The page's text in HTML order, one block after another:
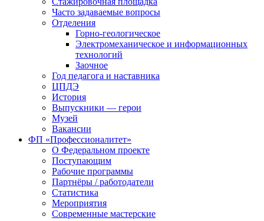
Часто задаваемые вопросы
Отделения
Горно-геологическое
Электромеханическое и информационных
технологий
Заочное
Год педагога и наставника
ЦПДЭ
История
Выпускники — герои
Музей
Вакансии
ФП «Профессионалитет»
О Федеральном проекте
Поступающим
Рабочие программы
Партнёры / работодатели
Статистика
Мероприятия
Современные мастерские